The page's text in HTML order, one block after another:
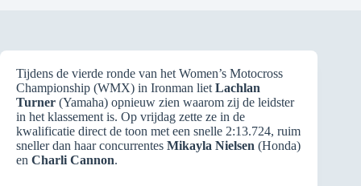
Tijdens de vierde ronde van het Women’s Motocross
Championship (WMX) in Ironman liet Lachlan
Turner (Yamaha) opnieuw zien waarom zij de leidster
in het klassement is. Op vrijdag zette ze in de
kwalificatie direct de toon met een snelle 2:13.724, ruim
sneller dan haar concurrentes Mikayla Nielsen (Honda)
en Charli Cannon.